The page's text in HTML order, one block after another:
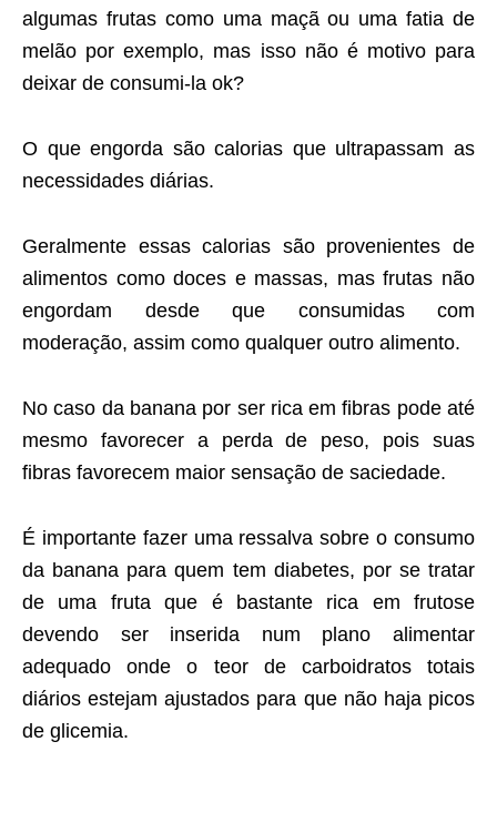
algumas frutas como uma maçã ou uma fatia de
melão por exemplo, mas isso não é motivo para
deixar de consumi-la ok?
O que engorda são calorias que ultrapassam as
necessidades diárias.
Geralmente essas calorias são provenientes de
alimentos como doces e massas, mas frutas não
engordam desde que consumidas com
moderação, assim como qualquer outro alimento.
No caso da banana por ser rica em fibras pode até
mesmo favorecer a perda de peso, pois suas
fibras favorecem maior sensação de saciedade.
É importante fazer uma ressalva sobre o consumo
da banana para quem tem diabetes, por se tratar
de uma fruta que é bastante rica em frutose
devendo ser inserida num plano alimentar
adequado onde o teor de carboidratos totais
diários estejam ajustados para que não haja picos
de glicemia.